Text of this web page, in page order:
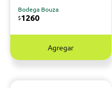
Bodega Bouza
$1260
Agregar